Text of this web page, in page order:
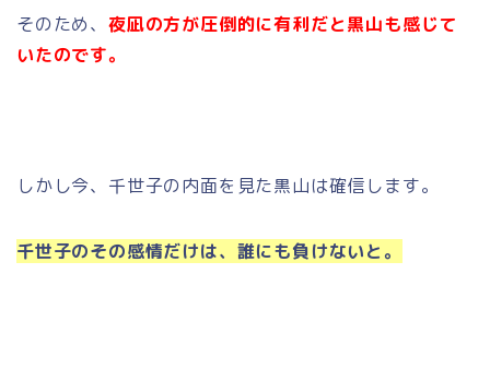
そのため、 夜凪の方が圧倒的に有利だと黒山も感じて
いたのです。
しかし今、千世子の内面を見た黒山は確信します。
千世子のその感情だけは、誰にも負けないと。